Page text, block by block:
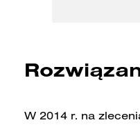
W 2014 r. na